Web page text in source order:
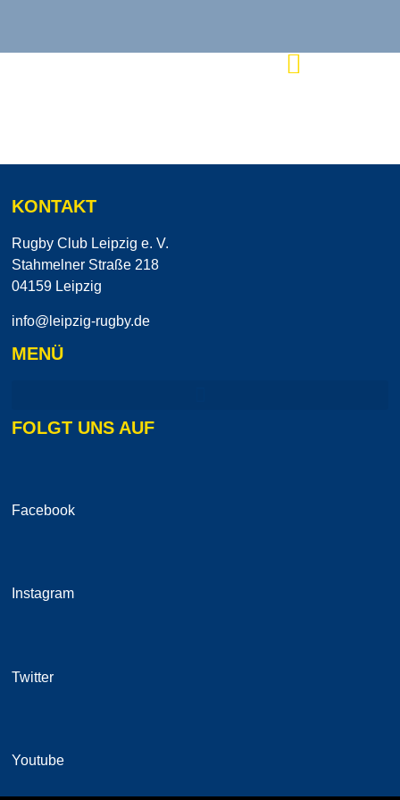
KONTAKT
Rugby Club Leipzig e. V.
Stahmelner Straße 218
04159 Leipzig
info@leipzig-rugby.de
MENÜ
FOLGT UNS AUF
Facebook
Instagram
Twitter
Youtube